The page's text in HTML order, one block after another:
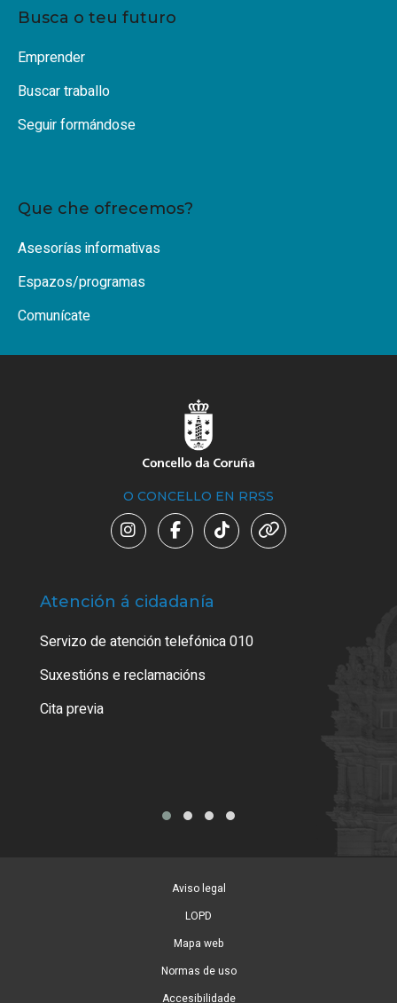
Busca o teu futuro
Emprender
Buscar traballo
Seguir formándose
Que che ofrecemos?
Asesorías informativas
Espazos/programas
Comunícate
O CONCELLO EN RRSS
Atención á cidadanía
Servizo de atención telefónica 010
Suxestións e reclamacións
Cita previa
Aviso legal
LOPD
Mapa web
Normas de uso
Accesibilidade